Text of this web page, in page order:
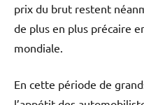
prix du brut restent
de plus en plus précaire
mondiale.
En cette période de